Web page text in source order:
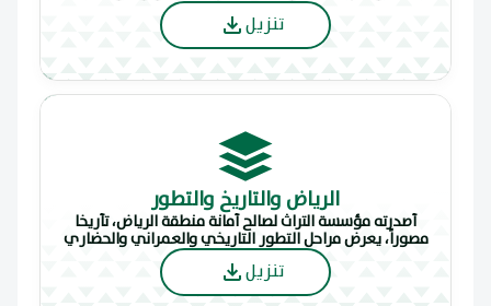
تنزيل
الرياض والتاريخ والتطور
أصدرته مؤسسة التراث لصالح أمانة منطقة الرياض، تأريخا
مصوراً، يعرض مراحل التطور التاريخي والعمراني والحضاري
التي مرت بها الرياض خلال الأعوام المائة المنصرمة، ومرجعا
موثقا يتضمن مجموعة نادرة ومتميزة من الصور والخرائط
القديمة والحديثة لمنطقة الرياض
تنزيل